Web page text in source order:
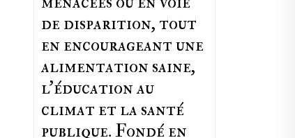
de disparition, tout
en encourageant une
alimentation saine,
l'éducation au
climat et la santé
publique. Fondé en